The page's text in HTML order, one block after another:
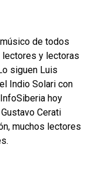
de todos
y lectoras
siguen Luis
Indio Solari con
hoy
Cerati
muchos lectores